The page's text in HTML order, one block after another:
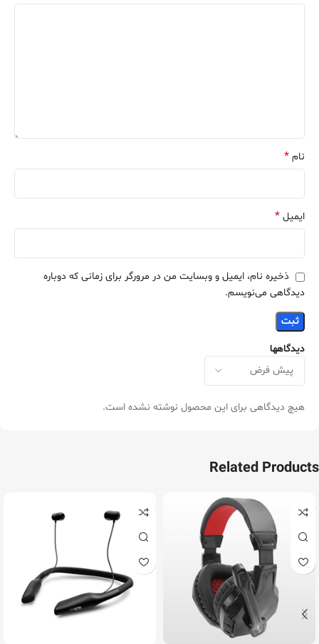
دیدگاهها
هیچ دیدگاهی برای این محصول نوشته نشده است.
نام *
ایمیل *
ذخیره نام، ایمیل و وبسایت من در مرورگر برای زمانی که دوباره
دیدگاهی می‌نویسم.
Related Products